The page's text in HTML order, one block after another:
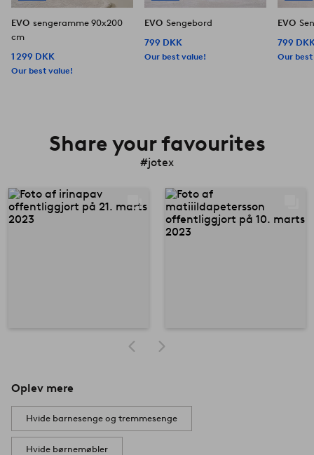
EVO sengeramme 90x200
cm
1 299 DKK
Our best value!
EVO Sengebord
799 DKK
Our best value!
EVO
799
Our
Share your favourites
#jotex
Oplev mere
Hvide barnesenge og tremmesenge
Hvide børnemøbler